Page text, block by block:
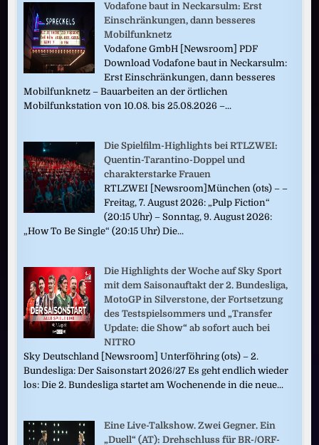
Vodafone baut in Neckarsulm: Erst
Einschränkungen, dann besseres
Mobilfunknetz
Vodafone GmbH [Newsroom] PDF
Download Vodafone baut in Neckarsulm:
Erst Einschränkungen, dann besseres
Mobilfunknetz – Bauarbeiten an der örtlichen
Mobilfunkstation von 10.08. bis 25.08.2026 –...
Die Spielfilm-Highlights bei RTLZWEI:
Quentin-Tarantino-Doppel und
charakterstarke Frauen
RTLZWEI [Newsroom]München (ots) – –
Freitag, 7. August 2026: „Pulp Fiction“
(20:15 Uhr) – Sonntag, 9. August 2026:
„How To Be Single“ (20:15 Uhr) Die...
Die Highlights der Woche auf Sky Sport
mit dem Saisonauftakt der 2. Bundesliga,
MotoGP in Silverstone, der Fortsetzung
des Testspielsommers und „Transfer
Update: die Show“ ab sofort auch bei
NITRO
Sky Deutschland [Newsroom] Unterföhring (ots) – 2.
Bundesliga: Der Saisonstart 2026/27 Es geht endlich wieder
los: Die 2. Bundesliga startet am Wochenende in die neue...
Eine Live-Talkshow. Zwei Gegner. Ein
„Duell“ (AT): Drehschluss für BR-/ORF-